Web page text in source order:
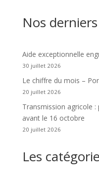
Nos
Aide exceptionnelle
30 juillet 2026
Le chiffre du mois –
20 juillet 2026
Transmission agricole
avant le 16 octobre
20 juillet 2026
Les